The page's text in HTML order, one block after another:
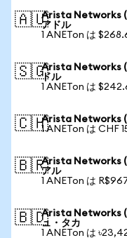
🇦🇺Arista Networks
アドル
1 ANETon は
🇸🇬Arista Networks
ドル
1 ANETon は
🇨🇭Arista Networks
1 ANETon は CHF
🇧🇷Arista Networks
アル
1 ANETon は
🇧🇩Arista Networks
ュ・タカ
1 ANETon は